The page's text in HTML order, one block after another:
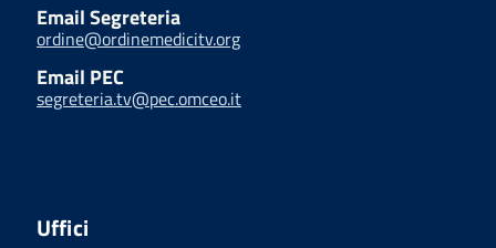
Email Segreteria
ordine@ordinemedicitv.org
Email PEC
segreteria.tv@pec.omceo.it
Uffici